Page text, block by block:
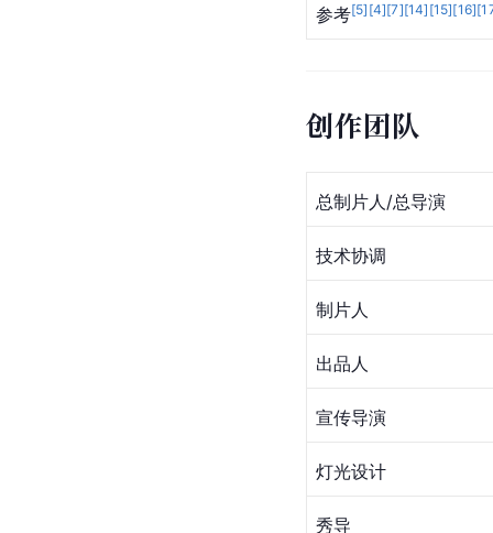
参考[5] [4][7][14] [15][16][
创作团队
总制片人/总导演
技术协调
制片人
出品人
宣传导演
灯光设计
秀导